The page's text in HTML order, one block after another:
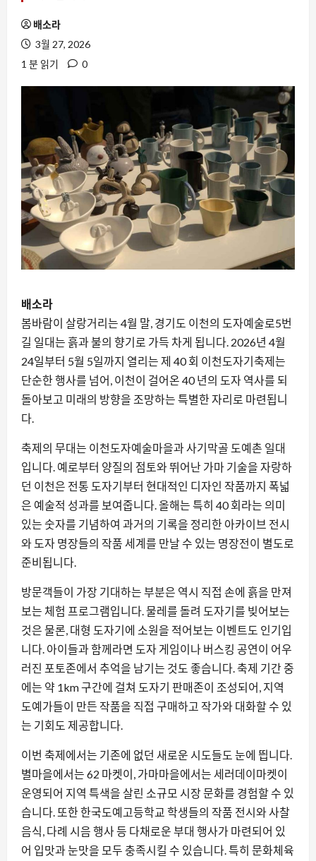
배소라
3월 27, 2026
1 분 읽기
0
배소라
봄바람이 살랑거리는 4월 말, 경기도 이천의 도자예술로5번
길 일대는 흙과 불의 향기로 가득 차게 됩니다. 2026년 4월
24일부터 5월 5일까지 열리는 제 40 회 이천도자기축제는
단순한 행사를 넘어, 이천이 걸어온 40 년의 도자 역사를 되
돌아보고 미래의 방향을 조망하는 특별한 자리로 마련됩니
다.
축제의 무대는 이천도자예술마을과 사기막골 도예촌 일대
입니다. 예로부터 양질의 점토와 뛰어난 가마 기술을 자랑하
던 이천은 전통 도자기부터 현대적인 디자인 작품까지 폭넓
은 예술적 성과를 보여줍니다. 올해는 특히 40 회라는 의미
있는 숫자를 기념하여 과거의 기록을 정리한 아카이브 전시
와 도자 명장들의 작품 세계를 만날 수 있는 명장전이 별도로
준비됩니다.
방문객들이 가장 기대하는 부분은 역시 직접 손에 흙을 만져
보는 체험 프로그램입니다. 물레를 돌려 도자기를 빚어보는
것은 물론, 대형 도자기에 소원을 적어보는 이벤트도 인기입
니다. 아이들과 함께라면 도자 게임이나 버스킹 공연이 어우
러진 포토존에서 추억을 남기는 것도 좋습니다. 축제 기간 중
에는 약 1km 구간에 걸쳐 도자기 판매존이 조성되어, 지역
도예가들이 만든 작품을 직접 구매하고 작가와 대화할 수 있
는 기회도 제공합니다.
이번 축제에서는 기존에 없던 새로운 시도들도 눈에 띕니다.
별마을에서는 62 마켓이, 가마마을에서는 세러데이마켓이
운영되어 지역 특색을 살린 소규모 시장 문화를 경험할 수 있
습니다. 또한 한국도예고등학교 학생들의 작품 전시와 사찰
음식, 다례 시음 행사 등 다채로운 부대 행사가 마련되어 있
어 입맛과 눈맛을 모두 충족시킬 수 있습니다. 특히 문화체육